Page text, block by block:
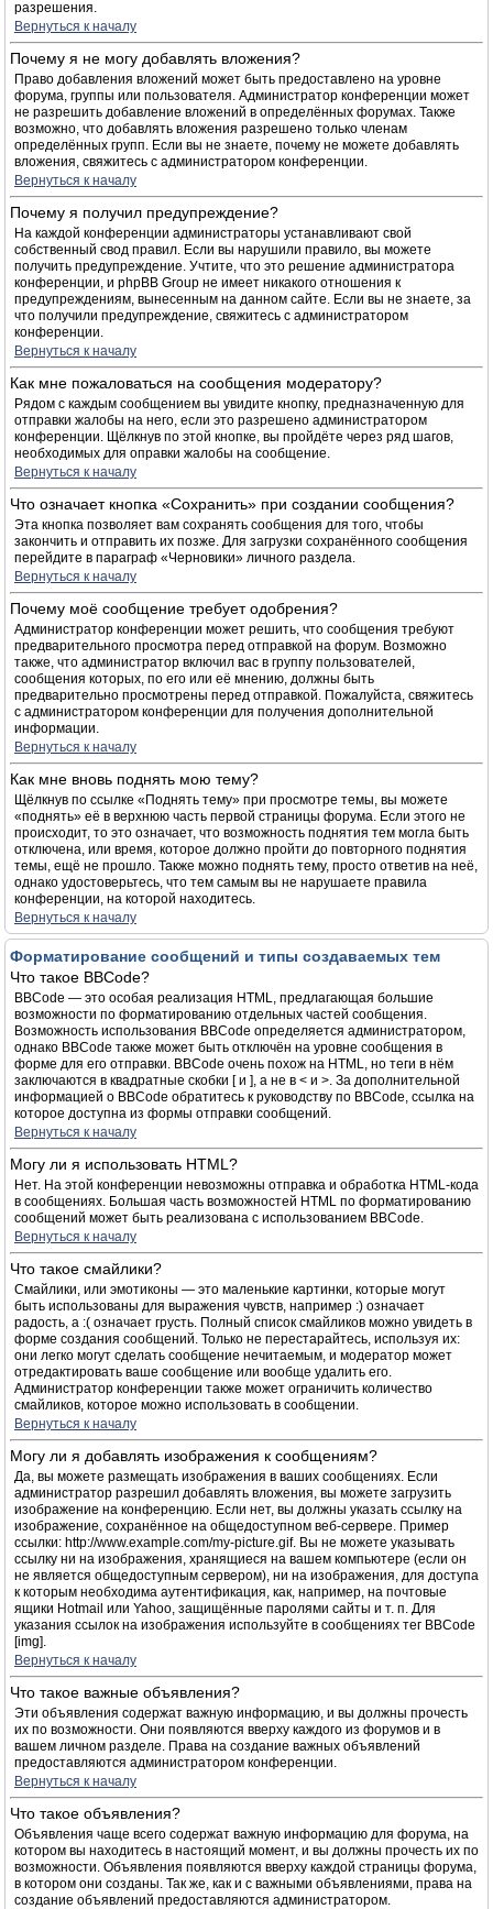
разрешения.
Вернуться к началу
Почему я не могу добавлять вложения?
Право добавления вложений может быть предоставлено на уровне
форума, группы или пользователя. Администратор конференции может
не разрешить добавление вложений в определённых форумах. Также
возможно, что добавлять вложения разрешено только членам
определённых групп. Если вы не знаете, почему не можете добавлять
вложения, свяжитесь с администратором конференции.
Вернуться к началу
Почему я получил предупреждение?
На каждой конференции администраторы устанавливают свой
собственный свод правил. Если вы нарушили правило, вы можете
получить предупреждение. Учтите, что это решение администратора
конференции, и phpBB Group не имеет никакого отношения к
предупреждениям, вынесенным на данном сайте. Если вы не знаете, за
что получили предупреждение, свяжитесь с администратором
конференции.
Вернуться к началу
Как мне пожаловаться на сообщения модератору?
Рядом с каждым сообщением вы увидите кнопку, предназначенную для
отправки жалобы на него, если это разрешено администратором
конференции. Щёлкнув по этой кнопке, вы пройдёте через ряд шагов,
необходимых для оправки жалобы на сообщение.
Вернуться к началу
Что означает кнопка «Сохранить» при создании сообщения?
Эта кнопка позволяет вам сохранять сообщения для того, чтобы
закончить и отправить их позже. Для загрузки сохранённого сообщения
перейдите в параграф «Черновики» личного раздела.
Вернуться к началу
Почему моё сообщение требует одобрения?
Администратор конференции может решить, что сообщения требуют
предварительного просмотра перед отправкой на форум. Возможно
также, что администратор включил вас в группу пользователей,
сообщения которых, по его или её мнению, должны быть
предварительно просмотрены перед отправкой. Пожалуйста, свяжитесь
с администратором конференции для получения дополнительной
информации.
Вернуться к началу
Как мне вновь поднять мою тему?
Щёлкнув по ссылке «Поднять тему» при просмотре темы, вы можете
«поднять» её в верхнюю часть первой страницы форума. Если этого не
происходит, то это означает, что возможность поднятия тем могла быть
отключена, или время, которое должно пройти до повторного поднятия
темы, ещё не прошло. Также можно поднять тему, просто ответив на неё,
однако удостоверьтесь, что тем самым вы не нарушаете правила
конференции, на которой находитесь.
Вернуться к началу
Форматирование сообщений и типы создаваемых тем
Что такое BBCode?
BBCode — это особая реализация HTML, предлагающая большие
возможности по форматированию отдельных частей сообщения.
Возможность использования BBCode определяется администратором,
однако BBCode также может быть отключён на уровне сообщения в
форме для его отправки. BBCode очень похож на HTML, но теги в нём
заключаются в квадратные скобки [ и ], а не в < и >. За дополнительной
информацией о BBCode обратитесь к руководству по BBCode, ссылка на
которое доступна из формы отправки сообщений.
Вернуться к началу
Могу ли я использовать HTML?
Нет. На этой конференции невозможны отправка и обработка HTML-кода
в сообщениях. Большая часть возможностей HTML по форматированию
сообщений может быть реализована с использованием BBCode.
Вернуться к началу
Что такое смайлики?
Смайлики, или эмотиконы — это маленькие картинки, которые могут
быть использованы для выражения чувств, например :) означает
радость, а :( означает грусть. Полный список смайликов можно увидеть в
форме создания сообщений. Только не перестарайтесь, используя их:
они легко могут сделать сообщение нечитаемым, и модератор может
отредактировать ваше сообщение или вообще удалить его.
Администратор конференции также может ограничить количество
смайликов, которое можно использовать в сообщении.
Вернуться к началу
Могу ли я добавлять изображения к сообщениям?
Да, вы можете размещать изображения в ваших сообщениях. Если
администратор разрешил добавлять вложения, вы можете загрузить
изображение на конференцию. Если нет, вы должны указать ссылку на
изображение, сохранённое на общедоступном веб-сервере. Пример
ссылки: http://www.example.com/my-picture.gif. Вы не можете указывать
ссылку ни на изображения, хранящиеся на вашем компьютере (если он
не является общедоступным сервером), ни на изображения, для доступа
к которым необходима аутентификация, как, например, на почтовые
ящики Hotmail или Yahoo, защищённые паролями сайты и т. п. Для
указания ссылок на изображения используйте в сообщениях тег BBCode
[img].
Вернуться к началу
Что такое важные объявления?
Эти объявления содержат важную информацию, и вы должны прочесть
их по возможности. Они появляются вверху каждого из форумов и в
вашем личном разделе. Права на создание важных объявлений
предоставляются администратором конференции.
Вернуться к началу
Что такое объявления?
Объявления чаще всего содержат важную информацию для форума, на
котором вы находитесь в настоящий момент, и вы должны прочесть их по
возможности. Объявления появляются вверху каждой страницы форума,
в котором они созданы. Так же, как и с важными объявлениями, права на
создание объявлений предоставляются администратором.